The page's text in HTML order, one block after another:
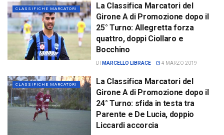
CLASSIFICHE MARCATORI
La Classifica Marcatori del
Girone A di Promozione dopo il
25° Turno: Allegretta forza
quattro, doppi Ciollaro e
Bocchino
DI MARCELLO LIBRACE 4 MARZO 2019
CLASSIFICHE MARCATORI
La Classifica Marcatori del
Girone A di Promozione dopo il
24° Turno: sfida in testa tra
Parente e De Lucia, doppio
Liccardi accorcia